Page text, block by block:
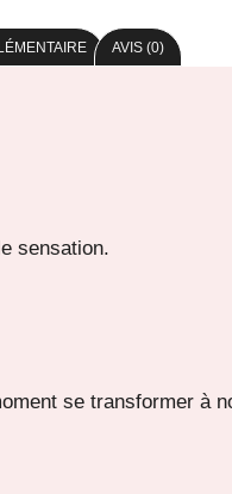
AVIS (0)
sensation.
se transformer à